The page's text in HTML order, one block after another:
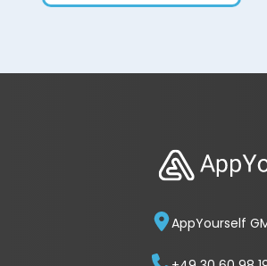
AppYourself